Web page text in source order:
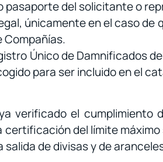
del solicitante o
únicamente en el caso
Compañías.
Único de Damnificados
para ser incluido en el
verificado el
del límite
de divisas y de